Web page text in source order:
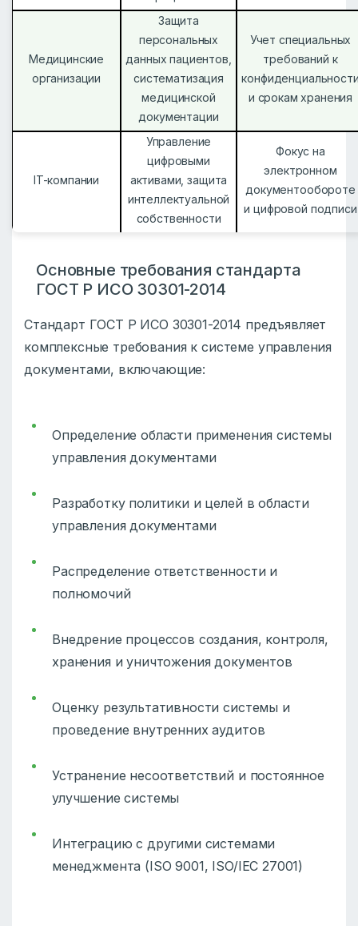
Медицинские
организации
Защита
персональных
данных пациентов,
систематизация
медицинской
документации
Учет специальных
требований к
и срокам хранения
IT-компании
Управление
цифровыми
активами, защита
интеллектуальной
собственности
Фокус на
электронном
документообороте
и цифровой подписи
Основные требования стандарта
ГОСТ Р ИСО 30301-2014
Стандарт ГОСТ Р ИСО 30301-2014 предъявляет
комплексные требования к системе управления
документами, включающие:
Определение области применения системы
управления документами
Разработку политики и целей в области
управления документами
Распределение ответственности и
полномочий
Внедрение процессов создания, контроля,
хранения и уничтожения документов
Оценку результативности системы и
проведение внутренних аудитов
Устранение несоответствий и постоянное
улучшение системы
Интеграцию с другими системами
менеджмента (ISO 9001, ISO/IEC 27001)